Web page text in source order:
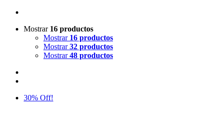
Mostrar 16 productos
Mostrar 16 productos
Mostrar32 productos
Mostrar48 productos
30% Off!